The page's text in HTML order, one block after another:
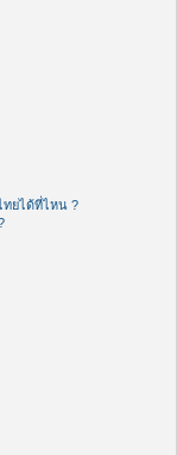
ยได้ที่ไหน ?